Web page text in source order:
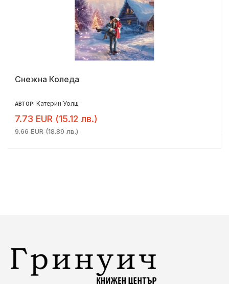
Снежна Коледа
АВТОР: Катерин Уолш
7.73 EUR (15.12 лв.)
9.66 EUR (18.89 лв.)